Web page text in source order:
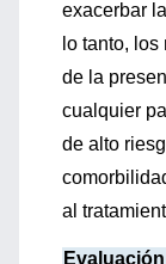
exacerbar
lo tanto,
de la
cualquier
de alto
al
Evaluación